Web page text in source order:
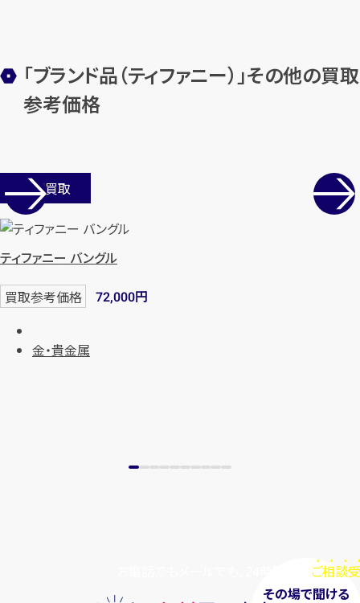
「ブランド品（ティファニー）」その他の買取
参考価格
店舗買取
ティファニー バングル
買取参考価格 72,000円
金・貴金属
ご相談
その場で聞ける